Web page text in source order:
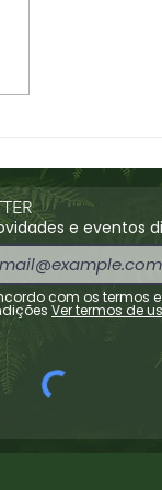
e eventos
com os termos e
Ver termos de